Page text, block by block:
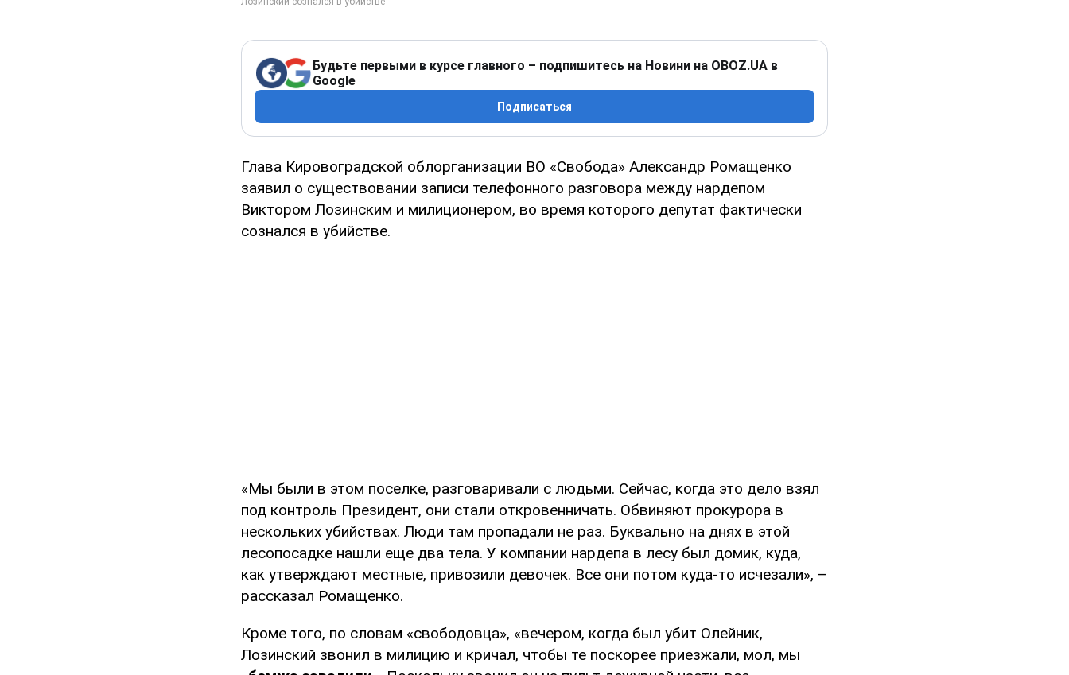
Будьте первыми в курсе главного – подпишитесь на Новини на OBOZ.UA в
Google
Подписаться
Глава Кировоградской облорганизации ВО «Свобода» Александр Ромащенко
заявил о существовании записи телефонного разговора между нардепом
Виктором Лозинским и милиционером, во время которого депутат фактически
сознался в убийстве.
«Мы были в этом поселке, разговаривали с людьми. Сейчас, когда это дело взял
под контроль Президент, они стали откровенничать. Обвиняют прокурора в
нескольких убийствах. Люди там пропадали не раз. Буквально на днях в этой
лесопосадке нашли еще два тела. У компании нардепа в лесу был домик, куда,
как утверждают местные, привозили девочек. Все они потом куда-то исчезали», –
рассказал Ромащенко.
Кроме того, по словам «свободовца», «вечером, когда был убит Олейник,
Лозинский звонил в милицию и кричал, чтобы те поскорее приезжали, мол, мы